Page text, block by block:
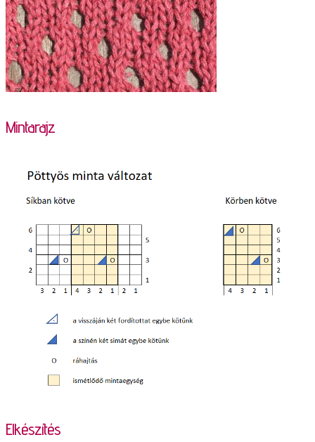
Mintarajz
Elkészítés